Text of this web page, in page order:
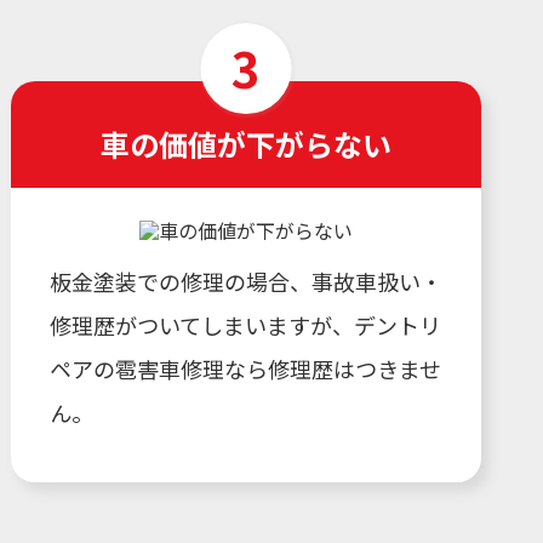
車の価値が下がらない
板金塗装での修理の場合、事故車扱い・
修理歴がついてしまいますが、デントリ
ペアの雹害車修理なら修理歴はつきませ
ん。